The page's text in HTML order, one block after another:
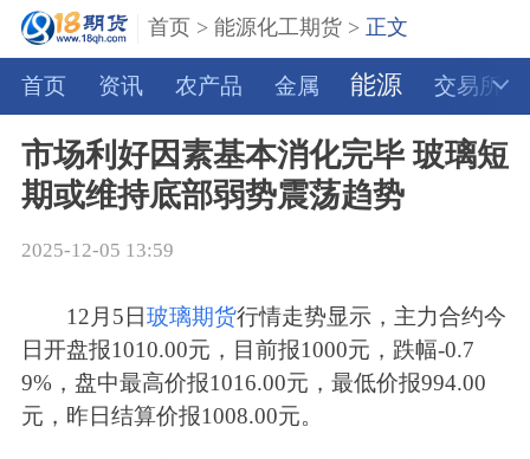
首页 >能源化工期货 > 正文
首页 资讯 农产品 金属 能源 交易所
市场利好因素基本消化完毕 玻璃短
期或维持底部弱势震荡趋势
2025-12-05 13:59
12月5日玻璃期货行情走势显示，主力合约今
日开盘报1010.00元，目前报1000元，跌幅-0.7
9%，盘中最高价报1016.00元，最低价报994.00
元，昨日结算价报1008.00元。